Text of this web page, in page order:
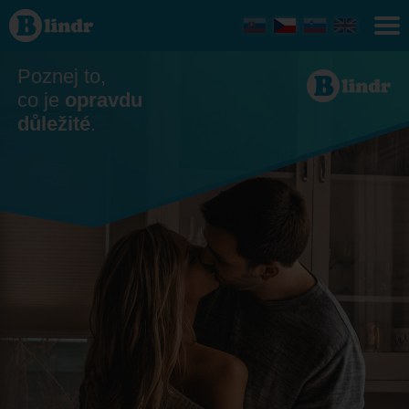
Seznamka
- On
hledá ji
Sázavou
Poznej to,
co je opravdu
důležité.